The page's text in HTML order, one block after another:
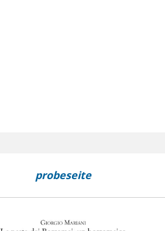
probeseite